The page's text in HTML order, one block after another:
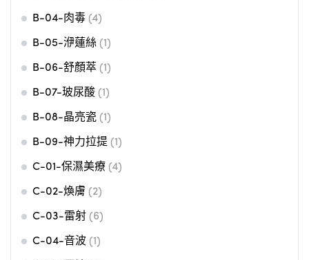
B-04-肉毒 (4)
B-05-洢蓮絲 (1)
B-06-舒顏萃 (1)
B-07-玻尿酸 (1)
B-08-晶亮瓷 (1)
B-09-神力拉提 (1)
C-01-保濕美療 (4)
C-02-煥膚 (2)
C-03-雷射 (6)
C-04-音波 (1)